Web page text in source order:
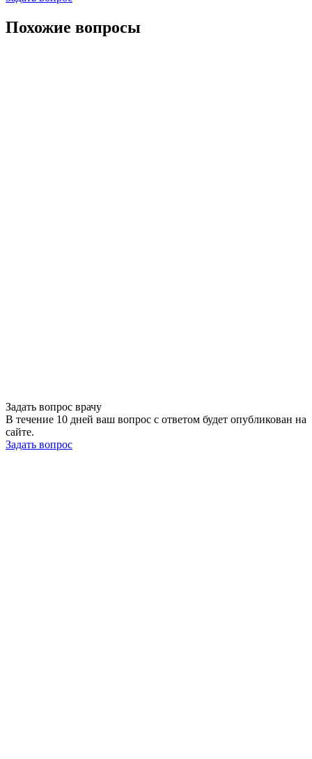
Похожие вопросы
Задать вопрос врачу
В течение 10 дней ваш вопрос с ответом будет опубликован на
сайте.
Задать вопрос